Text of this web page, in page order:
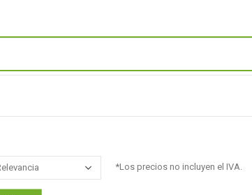
*Los precios no incluyen el IVA.